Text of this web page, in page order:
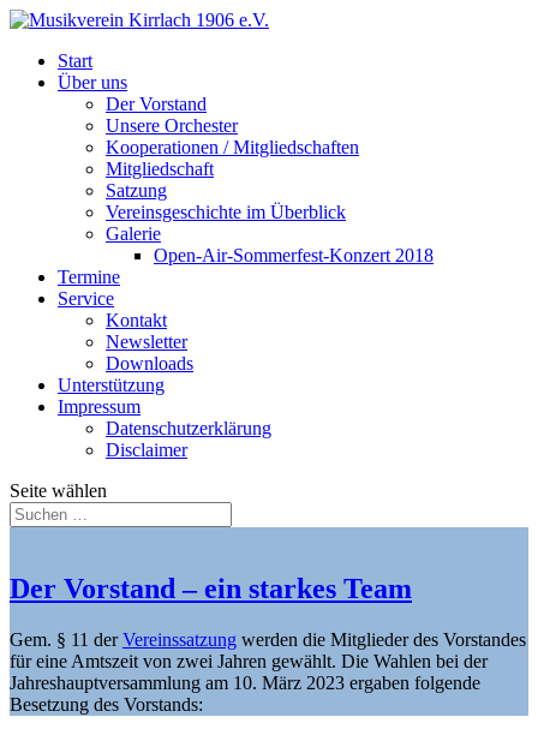
Start
Über uns
Der Vorstand
Unsere Orchester
Kooperationen / Mitgliedschaften
Mitgliedschaft
Satzung
Vereinsgeschichte im Überblick
Galerie
Open-Air-Sommerfest-Konzert 2018
Termine
Service
Kontakt
Newsletter
Downloads
Unterstützung
Impressum
Datenschutzerklärung
Disclaimer
Seite wählen
Der Vorstand – ein starkes Team
Gem. § 11 derVereinssatzung werden die Mitglieder des Vorstandes
für eine Amtszeit von zwei Jahren gewählt. Die Wahlen bei der
Jahreshauptversammlung am 10. März 2023 ergaben folgende
Besetzung des Vorstands: